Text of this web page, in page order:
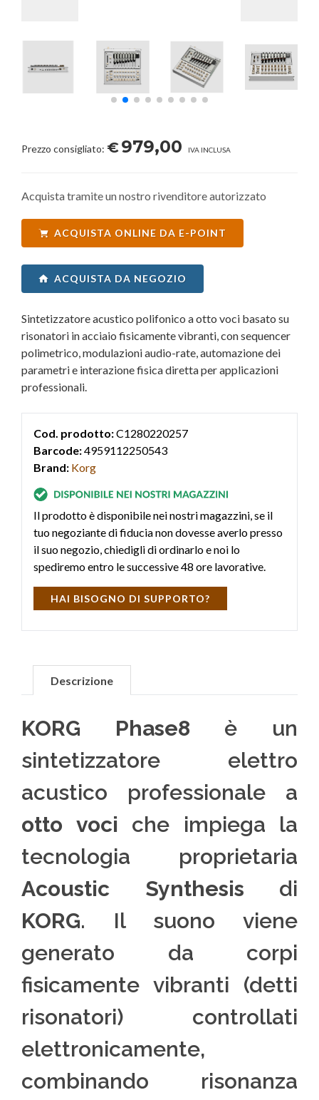
Prezzo consigliato: €979,00 IVA INCLUSA
Acquista tramite un nostro rivenditore autorizzato
ACQUISTA ONLINE DA E-POINT
ACQUISTA DA NEGOZIO
Sintetizzatore acustico polifonico a otto voci basato su
risonatori in acciaio fisicamente vibranti, con sequencer
polimetrico, modulazioni audio-rate, automazione dei
parametri e interazione fisica diretta per applicazioni
professionali.
Cod. prodotto:C1280220257
Barcode:4959112250543
Brand: Korg
Il prodotto è disponibile nei nostri magazzini, se il
tuo negoziante di fiducia non dovesse averlo presso
il suo negozio, chiedigli di ordinarlo e noi lo
spediremo entro le successive 48 ore lavorative.
HAI BISOGNO DI SUPPORTO?
Descrizione
KORG Phase8 è un
sintetizzatore elettro
acustico professionale a
otto voci che impiega la
tecnologia proprietaria
Acoustic Synthesis di
KORG. Il suono viene
generato da corpi
fisicamente vibranti (detti
risonatori) controllati
elettronicamente,
combinando risonanza